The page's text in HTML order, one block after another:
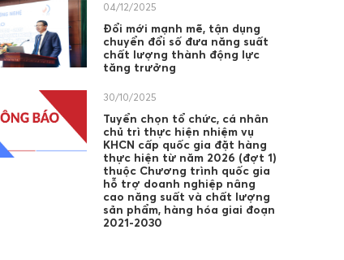
04/12/2025
Đổi mới mạnh mẽ, tận dụng
chuyển đổi số đưa năng suất
chất lượng thành động lực
tăng trưởng
30/10/2025
Tuyển chọn tổ chức, cá nhân
chủ trì thực hiện nhiệm vụ
KHCN cấp quốc gia đặt hàng
thực hiện từ năm 2026 (đợt 1)
thuộc Chương trình quốc gia
hỗ trợ doanh nghiệp nâng
cao năng suất và chất lượng
sản phẩm, hàng hóa giai đoạn
2021-2030